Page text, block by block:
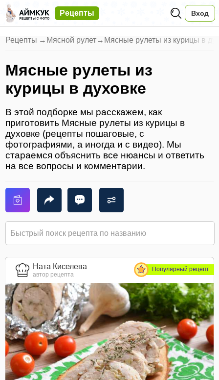
Рецепты Вход
Рецепты → Мясной рулет→ Мясные рулеты из курицы в
Мясные рулеты из
курицы в духовке
В этой подборке мы расскажем, как
приготовить Мясные рулеты из курицы в
духовке (рецепты пошаговые, с
фотографиями, а иногда и с видео). Мы
стараемся объяснить все нюансы и ответить
на все вопросы и комментарии.
Ната Киселева
автор рецепта
Популярный рецепт